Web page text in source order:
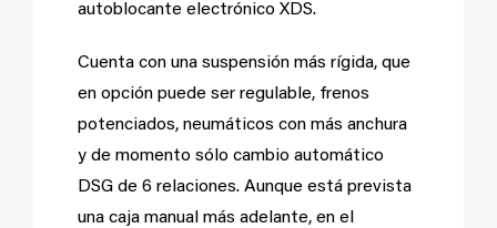
autoblocante electrónico XDS.
Cuenta con una suspensión más rígida, que
en opción puede ser regulable, frenos
potenciados, neumáticos con más anchura
y de momento sólo cambio automático
DSG de 6 relaciones. Aunque está prevista
una caja manual más adelante, en el